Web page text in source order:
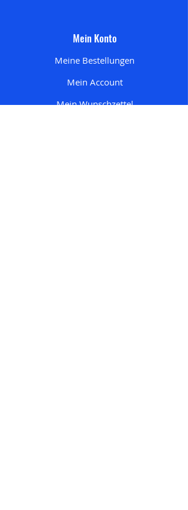
Mein Konto
Meine Bestellungen
Mein Account
Mein Wunschzettel